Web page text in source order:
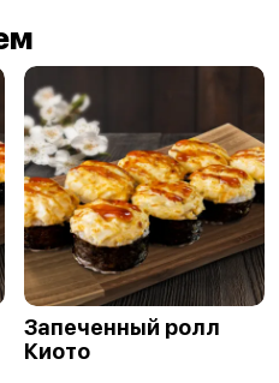
Запеченный ролл
Киото